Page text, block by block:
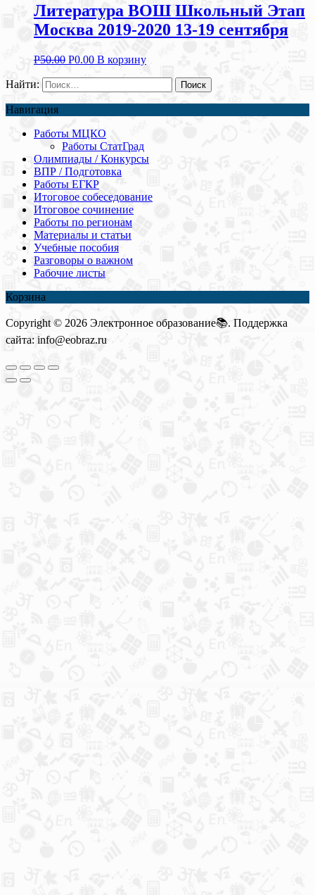
Литература ВОШ Школьный Этап
Москва 2019-2020 13-19 сентября
Р50.00 Р0.00 В корзину
Найти:
Навигация
Работы МЦКО
Работы СтатГрад
Олимпиады / Конкурсы
ВПР / Подготовка
Работы ЕГКР
Итоговое собеседование
Итоговое сочинение
Работы по регионам
Материалы и статьи
Учебные пособия
Разговоры о важном
Рабочие листы
Корзина
Copyright © 2026 Электронное образование📚. Поддержка
сайта: info@eobraz.ru